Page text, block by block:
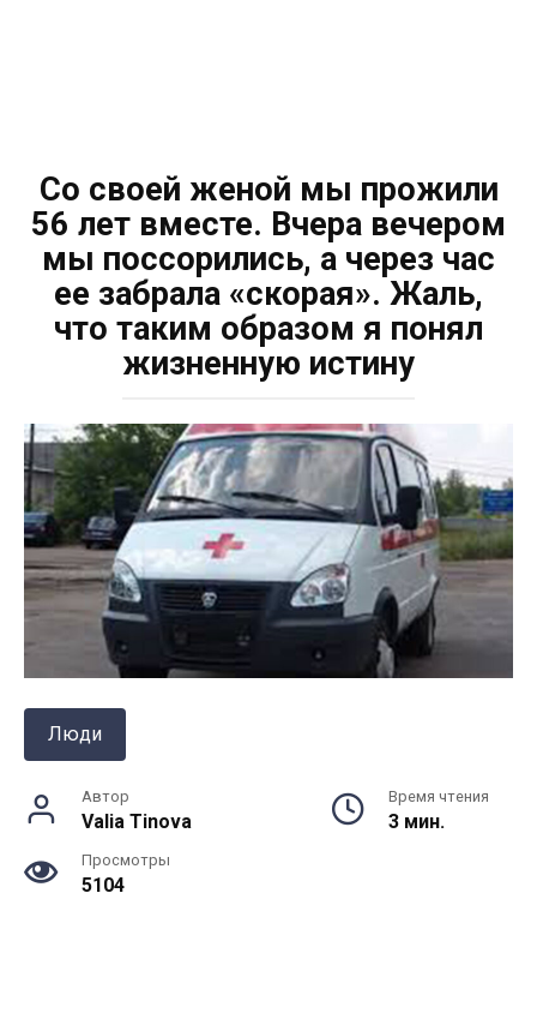
Со своей женой мы прожили
56 лет вместе. Вчера вечером
мы поссорились, а через час
ее забрала «скорая». Жаль,
что таким образом я понял
жизненную истину
Люди
Автор
Valia Tinova
Время чтения
3 мин.
Просмотры
5104